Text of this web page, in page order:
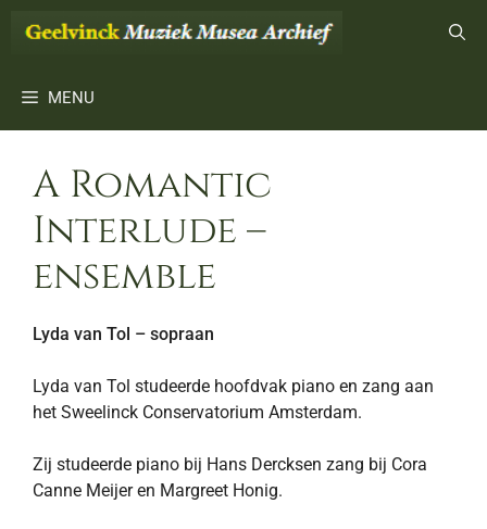
naar
inhoudMENU
A Romantic
Interlude –
ensemble
Lyda van Tol – sopraan
Lyda van Tol studeerde hoofdvak piano en zang aan
het Sweelinck Conservatorium Amsterdam.
Zij studeerde piano bij Hans Dercksen zang bij Cora
Canne Meijer en Margreet Honig.